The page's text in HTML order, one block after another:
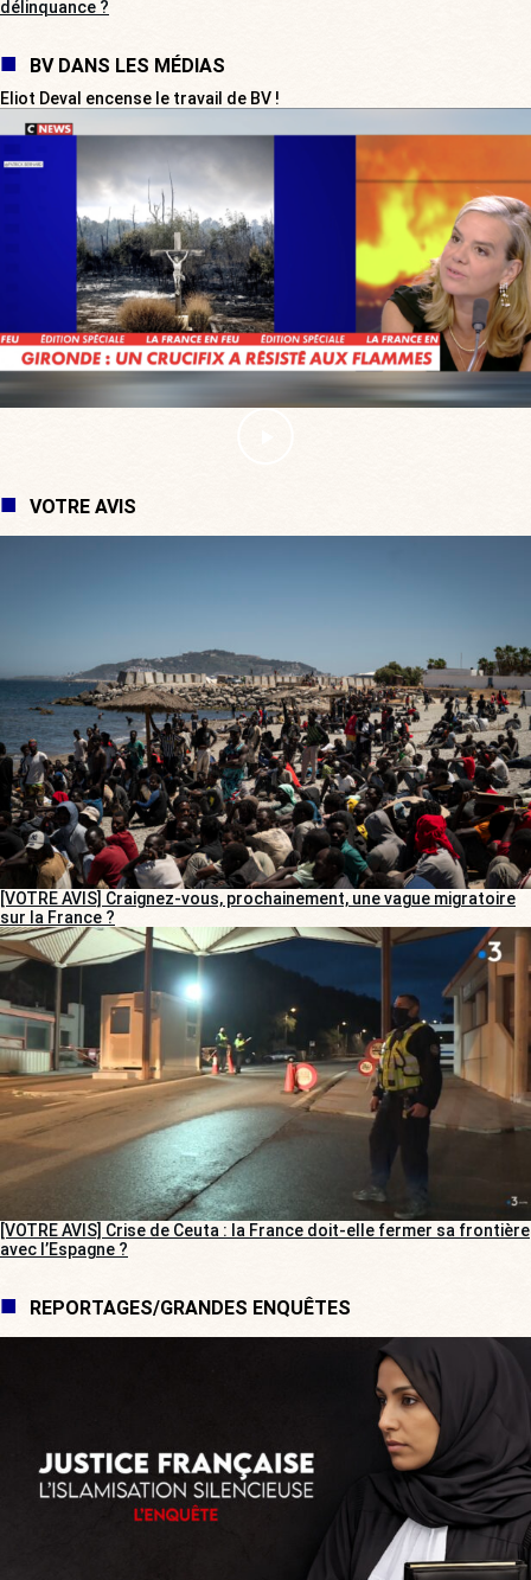
délinquance ?
BV DANS LES MÉDIAS
Eliot Deval encense le travail de BV !
VOTRE AVIS
[VOTRE AVIS] Craignez-vous, prochainement, une vague migratoire
sur la France ?
[VOTRE AVIS] Crise de Ceuta : la France doit-elle fermer sa frontière
avec l’Espagne ?
REPORTAGES/GRANDES ENQUÊTES